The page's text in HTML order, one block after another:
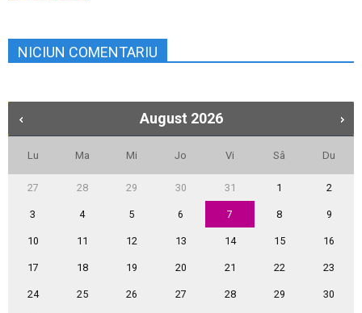
NICIUN COMENTARIU
August 2026
Lu Ma Mi Jo Vi Sâ Du
27 28 29 30 31 1 2
3 4 5 6 7 8 9
10 11 12 13 14 15 16
17 18 19 20 21 22 23
24 25 26 27 28 29 30